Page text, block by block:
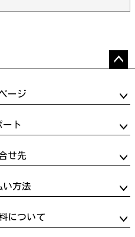
ップ
ージ
ート
せ先
い方法
について